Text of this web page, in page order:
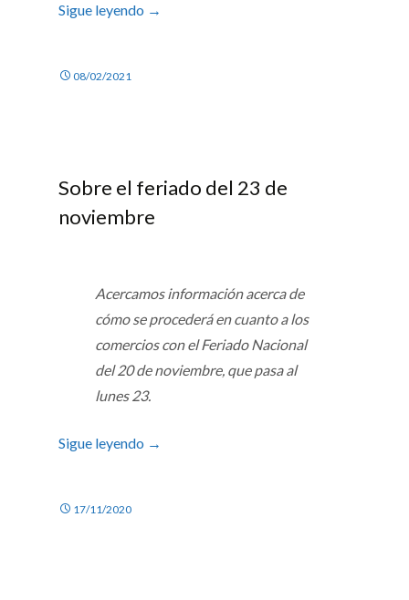
Sigue leyendo →
08/02/2021
Sobre el feriado del 23 de
noviembre
Acercamos información acerca de
cómo se procederá en cuanto a los
comercios con el Feriado Nacional
del 20 de noviembre, que pasa al
lunes 23.
Sigue leyendo →
17/11/2020